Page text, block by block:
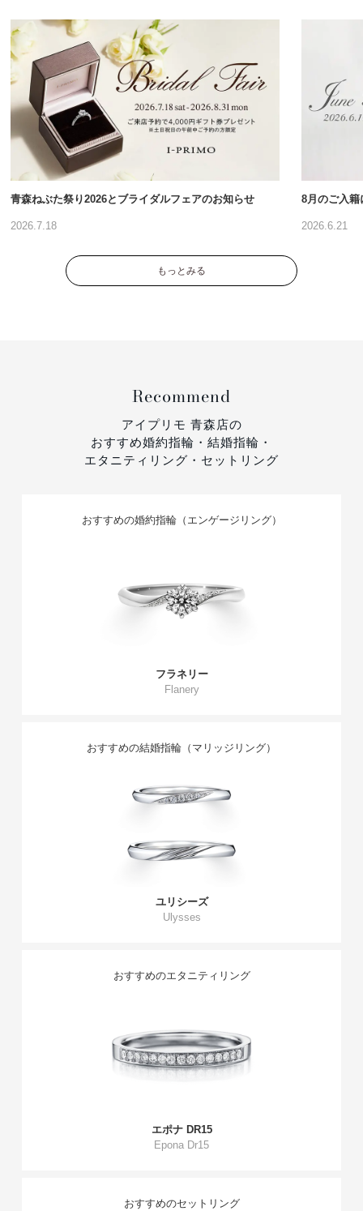
青森ねぶた祭り2026とブライダルフェアのお知らせ
2026.7.18
8月のご入
2026.6.21
もっとみる
Recommend
アイプリモ 青森店の
おすすめ婚約指輪・結婚指輪・
エタニティリング・セットリング
おすすめの婚約指輪（エンゲージリング）
フラネリー
Flanery
おすすめの結婚指輪（マリッジリング）
ユリシーズ
Ulysses
おすすめのエタニティリング
エポナ DR15
Epona Dr15
おすすめのセットリング